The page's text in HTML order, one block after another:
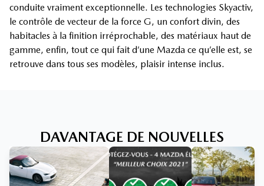
conduite vraiment exceptionnelle. Les technologies Skyactiv,
le contrôle de vecteur de la force G, un confort divin, des
habitacles à la finition irréprochable, des matériaux haut de
gamme, enfin, tout ce qui fait d’une Mazda ce qu’elle est, se
retrouve dans tous ses modèles, plaisir intense inclus.
DAVANTAGE DE NOUVELLES